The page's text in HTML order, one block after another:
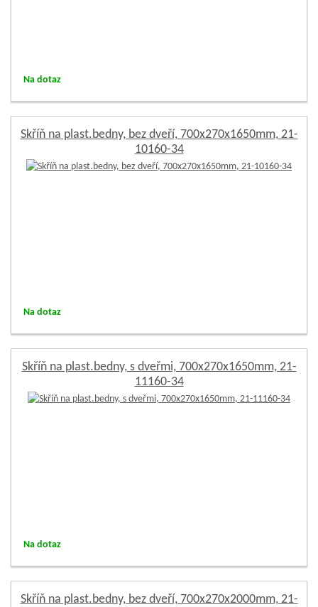
Na dotaz
Skříň na plast.bedny, bez dveří, 700x270x1650mm, 21-
10160-34
Na dotaz
Skříň na plast.bedny, s dveřmi, 700x270x1650mm, 21-
11160-34
Na dotaz
Skříň na plast.bedny, bez dveří, 700x270x2000mm, 21-